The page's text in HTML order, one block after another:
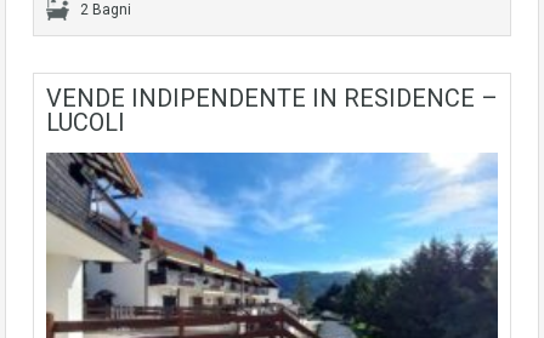
2 Bagni
VENDE INDIPENDENTE IN RESIDENCE –
LUCOLI